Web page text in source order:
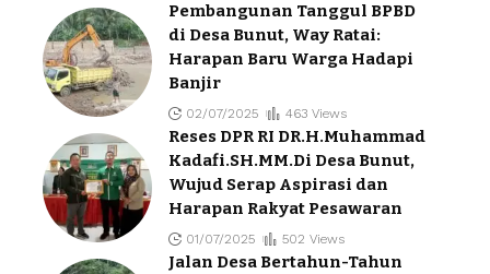
Pembangunan Tanggul BPBD
di Desa Bunut, Way Ratai:
Harapan Baru Warga Hadapi
Banjir
02/07/2025 463 Views
Reses DPR RI DR.H.Muhammad
Kadafi.SH.MM.Di Desa Bunut,
Wujud Serap Aspirasi dan
Harapan Rakyat Pesawaran
01/07/2025 502 Views
Jalan Desa Bertahun-Tahun